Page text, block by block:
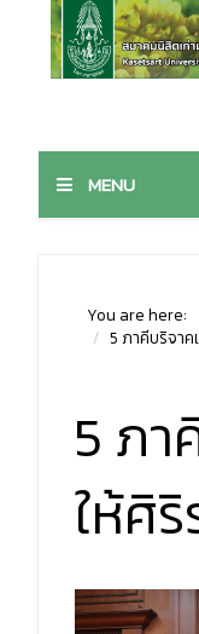
MENU
You are here:
5 ภาคีบริจาค
5 ภา
ให้ศิ